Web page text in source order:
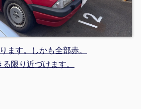
ます。しかも全部赤。
限り近づけます。